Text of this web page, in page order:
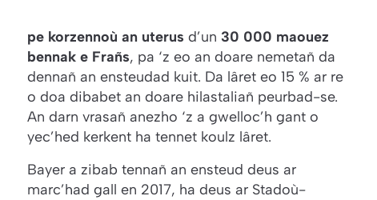
pe korzennoù an uterus d’un 30 000 maouez
bennak e Frañs, pa ‘z eo an doare nemetañ da
dennañ an ensteudad kuit. Da lâret eo 15 % ar re
o doa dibabet an doare hilastaliañ peurbad-se.
An darn vrasañ anezho ‘z a gwelloc’h gant o
yec’hed kerkent ha tennet koulz lâret.
Bayer a zibab tennañ an ensteud deus ar
marc’had gall en 2017, ha deus ar Stadoù-